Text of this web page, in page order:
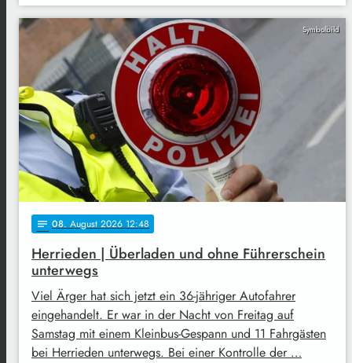
Symbolbild
notes 08. August 2026 12:48
Herrieden | Überladen und ohne Führerschein
unterwegs
Viel Ärger hat sich jetzt ein 36-jähriger Autofahrer
eingehandelt. Er war in der Nacht von Freitag auf
Samstag mit einem Kleinbus-Gespann und 11 Fahrgästen
bei Herrieden unterwegs. Bei einer Kontrolle der …